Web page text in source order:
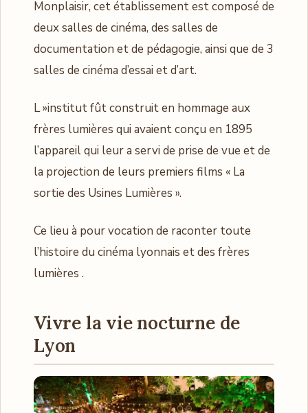
Monplaisir, cet établissement est composé de
deux salles de cinéma, des salles de
documentation et de pédagogie, ainsi que de 3
salles de cinéma d’essai et d’art.
L »institut fût construit en hommage aux
frères lumières qui avaient conçu en 1895
l’appareil qui leur a servi de prise de vue et de
la projection de leurs premiers films « La
sortie des Usines Lumières ».
Ce lieu à pour vocation de raconter toute
l’histoire du cinéma lyonnais et des frères
lumières .
Vivre la vie nocturne de
Lyon